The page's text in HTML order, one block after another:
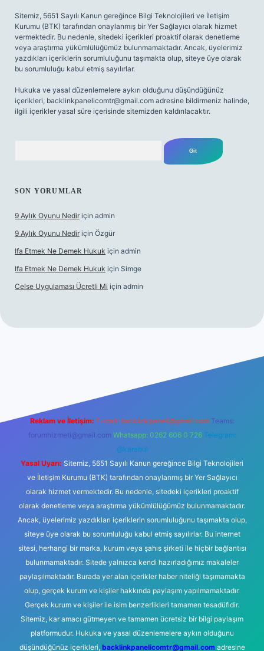
Sitemiz, 5651 Sayılı Kanun gereğince Bilgi Teknolojileri ve İletişim
Kurumu (BTK) tarafından onaylanmış bir Yer Sağlayıcı olarak hizmet
vermektedir. Bu nedenle, sitedeki içerikleri proaktif olarak denetleme
veya araştırma yükümlülüğümüz bulunmamaktadır. Ancak, üyelerimiz
yazdıkları içeriklerin sorumluluğunu taşımakta olup, siteye üye olarak
bu sorumluluğu kabul etmiş sayılırlar.
Hukuka ve yasal düzenlemelere aykırı olduğunu düşündüğünüz
içerikleri, backlinkpanelicomtr@gmail.com adresine bildirmeniz halinde,
ilgili içerikler yasal süre içerisinde sitemizden kaldırılacaktır.
SON YORUMLAR
9 Aylık Oyunu Nedir için admin
9 Aylık Oyunu Nedir için Özgür
Ifa Etmek Ne Demek Hukuk için admin
Ifa Etmek Ne Demek Hukuk için Simge
Celse Uygulaması Ücretli Mi için admin
Reklam ve İletişim: E-mail: backlinkpaneli@gmail.com Teams:
forumhizmeti@gmail.com Whatsapp: 0262 606 0 726 Telegram:
@karabul
Yasal Uyarı: Sitemiz, 5651 Sayılı Kanun gereğince Bilgi Teknolojileri
ve İletişim Kurumu (BTK) tarafından onaylanmış bir Yer Sağlayıcı
olarak hizmet vermektedir. Bu nedenle, sitedeki içerikleri proaktif
olarak denetleme veya araştırma yükümlülüğümüz bulunmamaktadır.
Ancak, üyelerimiz yazdıkları içeriklerin sorumluluğunu taşımakta olup,
siteye üye olarak bu sorumluluğu kabul etmiş sayılırlar. Bu internet
sitesi, herhangi bir marka, kurum veya şahıs şirketi ile hiçbir bağlantısı
bulunmamaktadır. Sitede yalnızca kendi hazırladığımız makaleler
paylaşılmaktadır. Burada yer alan içerikler haber niteliği taşımamakta
olup, gerçek kurum ve kişiler hakkında paylaşım yapılmamaktadır.
Gerçek kurum ve kişiler ile isim benzerlikleri tamamen tesadüfidir.
Sitemiz, kar amacı gütmeyen ve tamamen ücretsiz bir bilgi paylaşım
platformudur. Hukuka ve yasal düzenlemelere aykırı olduğunu
düşündüğünüz içerikleri, backlinkpanelicomtr@gmail.comadresine